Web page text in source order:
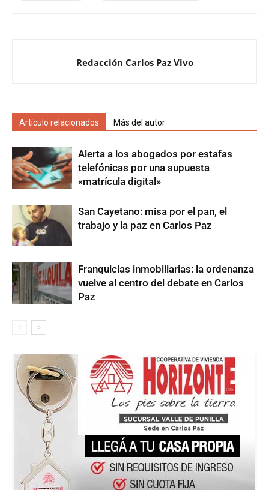
Redacción Carlos Paz Vivo
Artículo relacionados Más del autor
Alerta a los abogados por estafas
telefónicas por una supuesta
«matrícula digital»
San Cayetano: misa por el pan, el
trabajo y la paz en Carlos Paz
Franquicias inmobiliarias: la ordenanza
vuelve al centro del debate en Carlos
Paz